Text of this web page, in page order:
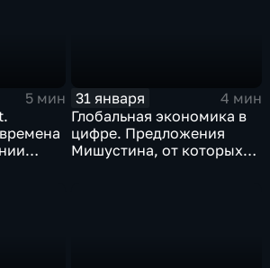
5 мин
31 января
4 мин
Глобальная экономика в
цифре. Предложения
Мишустина, от которых